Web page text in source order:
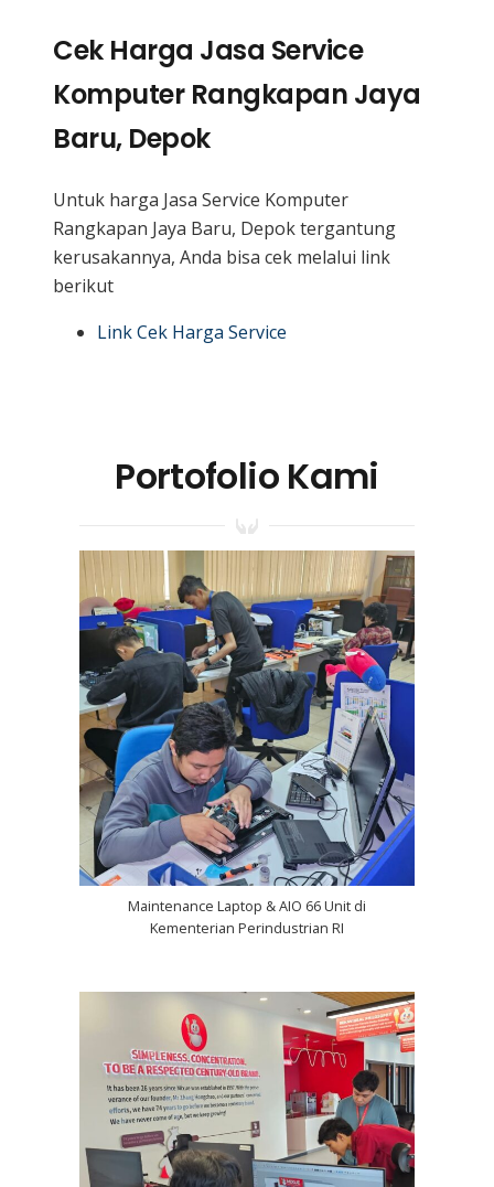
Cek Harga Jasa Service
Komputer Rangkapan Jaya
Baru, Depok
Untuk harga Jasa Service Komputer
Rangkapan Jaya Baru, Depok tergantung
kerusakannya, Anda bisa cek melalui link
berikut
Link Cek Harga Service
Portofolio Kami
Maintenance Laptop & AIO 66 Unit di
Kementerian Perindustrian RI